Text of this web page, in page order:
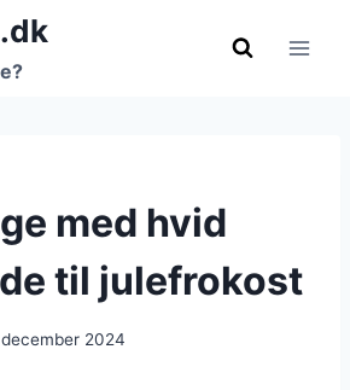
med hvid
til julefrokost
2024